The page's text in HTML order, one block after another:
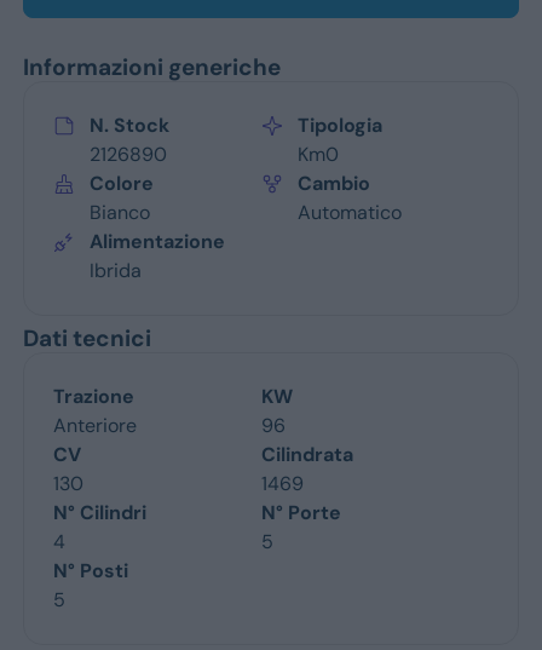
Opel
Informazioni generiche
N. Stock
2126890
Tipologia
Km0
Colore
Bianco
Cambio
Automatico
Alimentazione
Ibrida
Dati tecnici
Trazione
Anteriore
KW
96
CV
130
Cilindrata
1469
N° Cilindri
4
N° Porte
5
N° Posti
5